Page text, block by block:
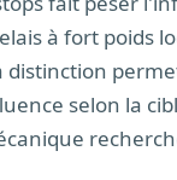
prises de position
sur un dossier
à fort poids
distinction
selon la